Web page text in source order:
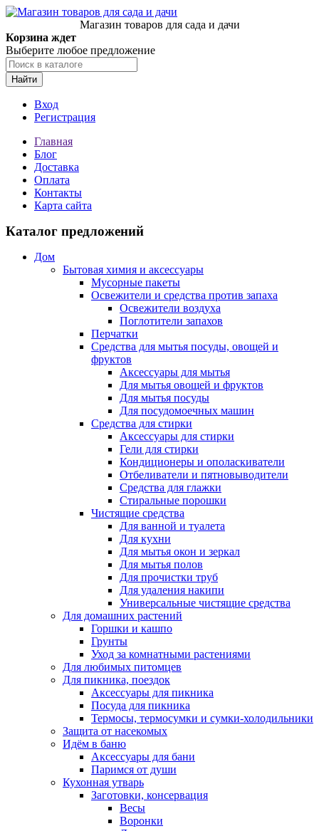
Магазин товаров для сада и дачи
Корзина ждет
Выберите любое предложение
Найти
Вход
Регистрация
Главная
Блог
Доставка
Оплата
Контакты
Карта сайта
Каталог предложений
Дом
Бытовая химия и аксессуары
Мусорные пакеты
Освежители и средства против запаха
Освежители воздуха
Поглотители запахов
Перчатки
Средства для мытья посуды, овощей и
фруктов
Аксессуары для мытья
Для мытья овощей и фруктов
Для мытья посуды
Для посудомоечных машин
Средства для стирки
Аксессуары для стирки
Гели для стирки
Кондиционеры и ополаскиватели
Отбеливатели и пятновыводители
Средства для глажки
Стиральные порошки
Чистящие средства
Для ванной и туалета
Для кухни
Для мытья окон и зеркал
Для мытья полов
Для прочистки труб
Для удаления накипи
Универсальные чистящие средства
Для домашних растений
Горшки и кашпо
Грунты
Уход за комнатными растениями
Для любимых питомцев
Для пикника, поездок
Аксессуары для пикника
Посуда для пикника
Термосы, термосумки и сумки-холодильники
Защита от насекомых
Идём в баню
Аксессуары для бани
Паримся от души
Кухонная утварь
Заготовки, консервация
Весы
Воронки